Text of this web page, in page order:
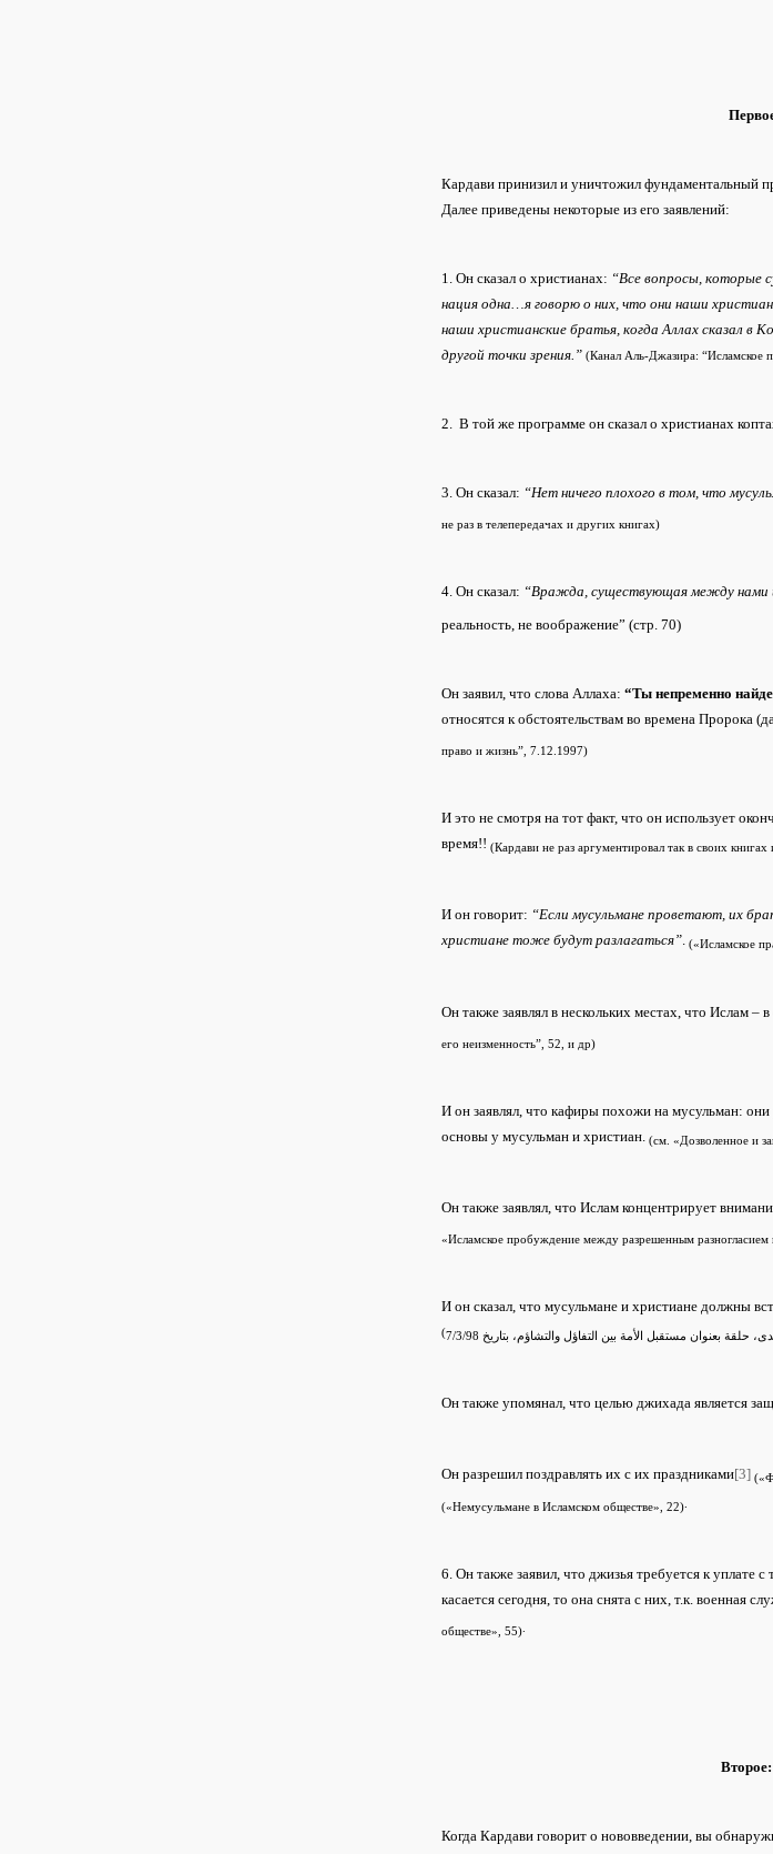
Кардави принизил и уничтожил фундаментальный
Далее приведены некоторые из его заявлений:
1. Он сказал о христианах: “Все вопросы, которые
нация одна…я говорю о них, что они наши
наши христианские братья, когда Аллах сказал в
другой точки зрения.” (Канал Аль-Джазира: “Исламское
2. В той же программе он сказал о христианах
3. Он сказал: “Нет ничего плохого в том, что
не раз в телепередачах и других книгах)
4. Он сказал: “Вражда, существующая между нами
реальность, не воображение” (стр. 70)
Он заявил, что слова Аллаха: “Ты непременно
относятся к обстоятельствам во времена Пророка
право и жизнь”, 7.12.1997)
И это не смотря на тот факт, что он использует
время!! (Кардави не раз аргументировал так в своих
И он говорит: “Если мусульмане проветают, их
христиане тоже будут разлагаться”. («Исламское
Он также заявлял в нескольких местах, что Ислам –
его неизменность”, 52, и др)
И он заявлял, что кафиры похожи на мусульман:
основы у мусульман и христиан. (см. «Дозволенное и
Он также заявлял, что Ислам концентрирует
«Исламское пробуждение между разрешенным
И он сказал, что мусульмане и христиане должны
( حلقة بعنوان
Он также упомянал, что целью джихада является
Он разрешил поздравлять их с их праздниками[3]
(«Немусульмане в Исламском обществе», 22)
6. Он также заявил, что джизья требуется к уплате
касается сегодня, то она снята с них, т.к. военная
обществе», 55)
Когда Кардави говорит о нововведении, вы